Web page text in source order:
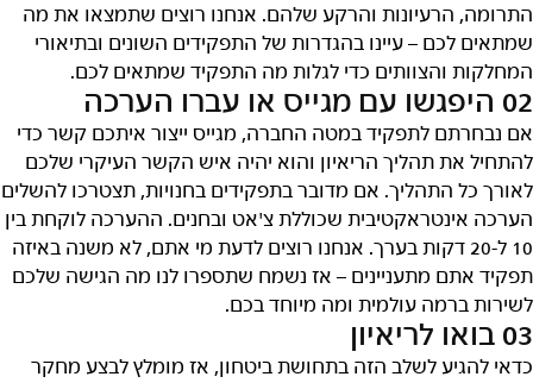
התרומה, הרעיונות והרקע שלהם. אנחנו רוצים שתמצאו את מה
שמתאים לכם – עיינו בהגדרות של התפקידים השונים ובתיאורי
המחלקות והצוותים כדי לגלות מה התפקיד שמתאים לכם.
02 היפגשו עם מגייס או עברו הערכה
אם נבחרתם לתפקיד במטה החברה, מגייס ייצור איתכם קשר כדי
להתחיל את תהליך הריאיון והוא יהיה איש הקשר העיקרי שלכם
לאורך כל התהליך. אם מדובר בתפקידים בחנויות, תצטרכו להשלים
הערכה אינטראקטיבית שכוללת צ'אט ובחנים. ההערכה לוקחת בין
10 ל-20 דקות בערך. אנחנו רוצים לדעת מי אתם, לא משנה באיזה
תפקיד אתם מתעניינים – אז נשמח שתספרו לנו מה הגישה שלכם
לשירות ברמה עולמית ומה מיוחד בכם.
03 בואו לריאיון
כדאי להגיע לשלב הזה בתחושת ביטחון, אז מומלץ לבצע מחקר